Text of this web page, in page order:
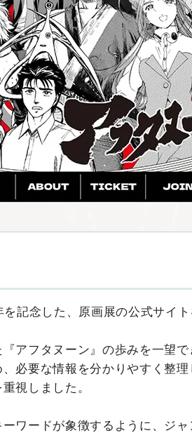
記念した、原画展の公式サイ
アフタヌーン』の歩みを一望で
必要な情報を分かりやすく整
視しました。
ワードが象徴するように、ジ